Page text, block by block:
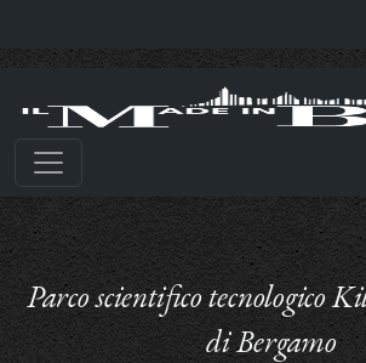
Parco scientifico tecnologico
di Bergamo